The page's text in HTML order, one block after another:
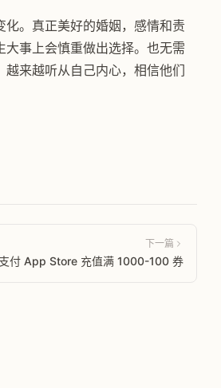
。真正美好的婚姻，感情和责
事上会慎重做出选择。也无需
来越听从自己内心，相信他们
下一篇
付 App Store 充值满 1000-100 券